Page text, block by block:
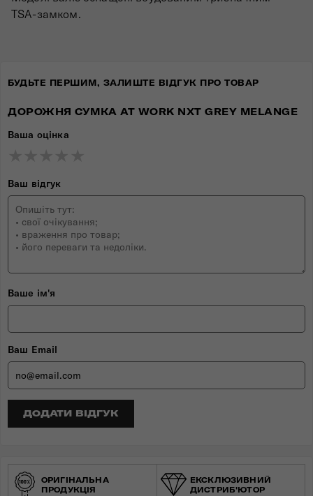
TSA-замком.
БУДЬТЕ ПЕРШИМ, ЗАЛИШТЕ ВІДГУК ПРО ТОВАР
ДОРОЖНЯ СУМКА AT WORK NXT GREY MELANGE
Ваша оцінка
Ваш відгук
Ваше ім'я
Ваш Email
ДОДАТИ ВІДГУК
ОРИГІНАЛЬНА
ПРОДУКЦІЯ
ЕКСКЛЮЗИВНИЙ
ДИСТРИБ'ЮТОР